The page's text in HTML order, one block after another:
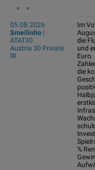
« »
05.08.2026
Smeilinho |
ATAT30
Austria 30 Private
IR
Im
die
und
Euro.
die
%